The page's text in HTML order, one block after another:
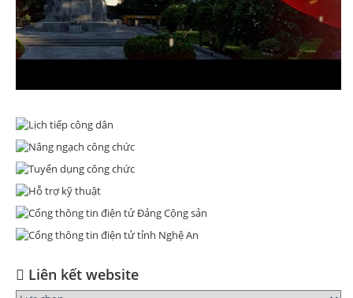
Liên kết website